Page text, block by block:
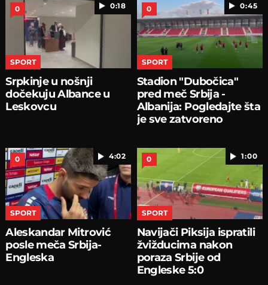
0:18
0
SPORT
Srpkinje u nošnji
dočekuju Albance u
Leskovcu
0:45
0
SPORT
Stadion "Dubočica"
pred meč Srbija -
Albanija: Pogledajte šta
je sve zatvoreno
4:02
0
SPORT
Aleskandar Mitrović
posle meča Srbija-
Engleska
1:00
0
SPORT
Navijači Piksija ispratili
žvižducima nakon
poraza Srbije od
Engleske 5:0